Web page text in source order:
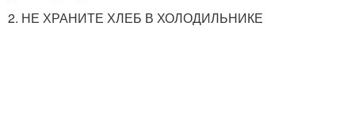
2. НЕ ХРАНИТЕ ХЛЕБ В ХОЛОДИЛЬНИКЕ